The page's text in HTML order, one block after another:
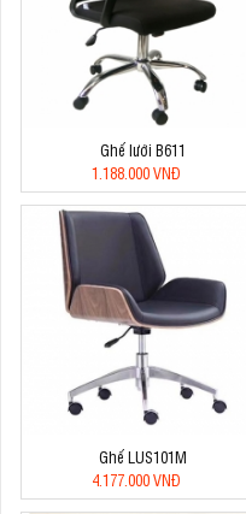
Ghế lưới B611
1.188.000 VNĐ
Ghế LUS101M
4.177.000 VNĐ